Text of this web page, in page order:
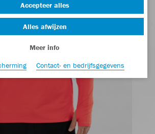
Accepteer alles
Alles afwijzen
Meer info
Contact- en bedrijfsgegevens